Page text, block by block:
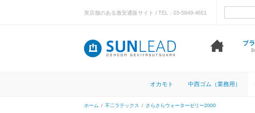
実店舗のある激安通販サイト / TEL：03-5849-4651
オカモト 中西ゴム（業務用）
ホーム / 不二ラテックス / さらさらウォーターゼリー2000